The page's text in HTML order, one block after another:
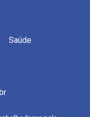
Saúde